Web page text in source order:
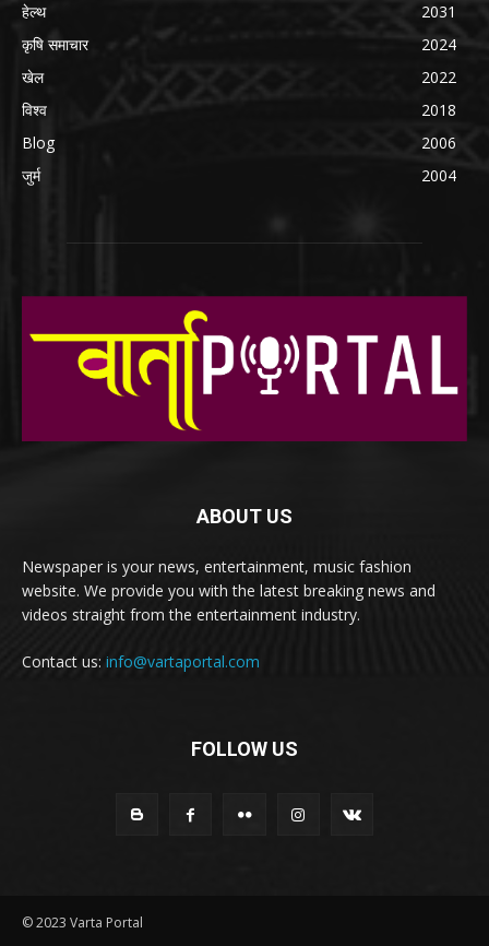
हेल्थ
2031
कृषि समाचार
2024
खेल
2022
विश्व
2018
Blog
2006
जुर्म
2004
ABOUT US
Newspaper is your news, entertainment, music fashion
website. We provide you with the latest breaking news and
videos straight from the entertainment industry.
Contact us: info@vartaportal.com
FOLLOW US
© 2023 Varta Portal